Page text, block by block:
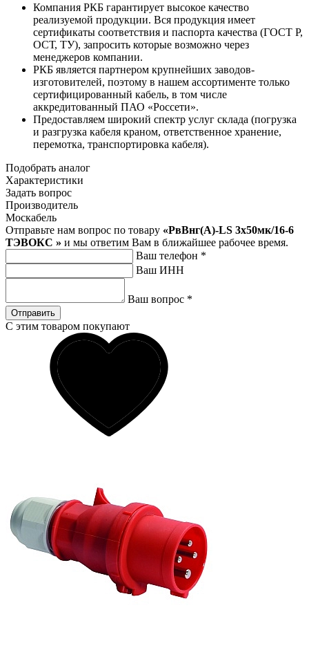
Компания РКБ гарантирует высокое качество
реализуемой продукции. Вся продукция имеет
сертификаты соответствия и паспорта качества (ГОСТ Р,
ОСТ, ТУ), запросить которые возможно через
менеджеров компании.
РКБ является партнером крупнейших заводов-
изготовителей, поэтому в нашем ассортименте только
сертифицированный кабель, в том числе
аккредитованный ПАО «Россети».
Предоставляем широкий спектр услуг склада (погрузка
и разгрузка кабеля краном, ответственное хранение,
перемотка, транспортировка кабеля).
Подобрать аналог
Характеристики
Задать вопрос
Производитель
Москабель
Отправьте нам вопрос по товару «РвВнг(А)-LS 3х50мк/16-6
ТЭВОКС » и мы ответим Вам в ближайшее рабочее время.
Ваш телефон *
Ваш ИНН
Ваш вопрос *
Отправить
С этим товаром покупают